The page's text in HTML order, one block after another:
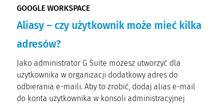
GOOGLE WORKSPACE
Aliasy – czy użytkownik może mieć kilka
adresów?
Jako administrator G Suite możesz utworzyć dla
użytkownika w organizacji dodatkowy adres do
odbierania e-maili. Aby to zrobić, dodaj alias e-mail
do konta użytkownika w konsoli administracyjnej